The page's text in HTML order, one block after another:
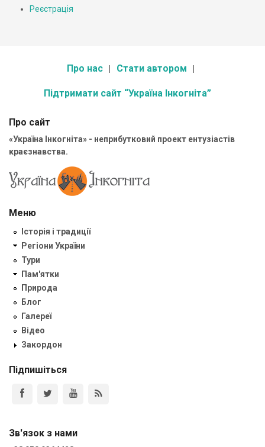
Реєстрація
Про нас Стати автором
Підтримати сайт “Україна Інкогніта”
Про сайт
«Україна Інкогніта» - неприбутковий проект ентузіастів
краєзнавства.
Меню
Історія і традиції
Регіони України
Тури
Пам'ятки
Природа
Блог
Галереї
Відео
Закордон
Підпишіться
Зв'язок з нами